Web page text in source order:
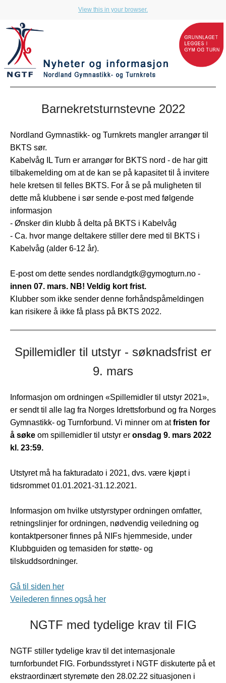
View this in your browser.
Barnekretsturnstevne 2022
Nordland Gymnastikk- og Turnkrets mangler arrangør til
BKTS sør.
Kabelvåg IL Turn er arrangør for BKTS nord - de har gitt
tilbakemelding om at de kan se på kapasitet til å invitere
hele kretsen til felles BKTS. For å se på muligheten til
dette må klubbene i sør sende e-post med følgende
informasjon
- Ønsker din klubb å delta på BKTS i Kabelvåg
- Ca. hvor mange deltakere stiller dere med til BKTS i
Kabelvåg (alder 6-12 år).
E-post om dette sendes nordlandgtk@gymogturn.no -
innen 07. mars. NB! Veldig kort frist.
Klubber som ikke sender denne forhåndspåmeldingen
kan risikere å ikke få plass på BKTS 2022.
Spillemidler til utstyr - søknadsfrist er
9. mars
Informasjon om ordningen «Spillemidler til utstyr 2021»,
er sendt til alle lag fra Norges Idrettsforbund og fra Norges
Gymnastikk- og Turnforbund. Vi minner om atfristen for
å søke om spillemidler til utstyr er onsdag 9. mars 2022
kl. 23:59.
Utstyret må ha fakturadato i 2021, dvs. være kjøpt i
tidsrommet 01.01.2021-31.12.2021.
Informasjon om hvilke utstyrstyper ordningen omfatter,
retningslinjer for ordningen, nødvendig veiledning og
kontaktpersoner finnes på NIFs hjemmeside, under
Klubbguiden og temasiden for støtte- og
tilskuddsordninger.
Gå til siden her
Veilederen finnes også her
NGTF med tydelige krav til FIG
NGTF stiller tydelige krav til det internasjonale
turnforbundet FIG. Forbundsstyret i NGTF diskuterte på et
ekstraordinært styremøte den 28.02.22 situasjonen i